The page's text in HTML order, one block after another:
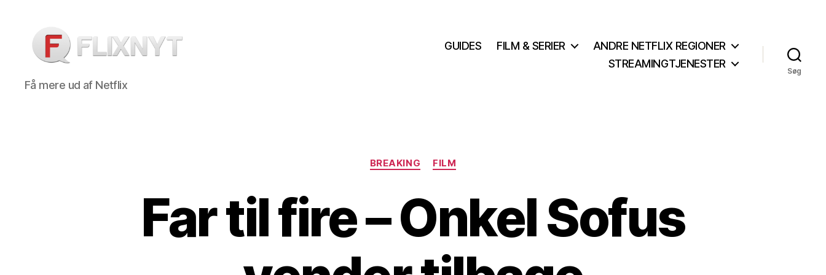
Flixnyt
Få mere ud af Netflix
GUIDES FILM & SERIER
ANDRE NETFLIX REGIONER
STREAMINGTJENESTER
Søg
Kategorier
BREAKING FILM
Far til fire – Onkel Sofus